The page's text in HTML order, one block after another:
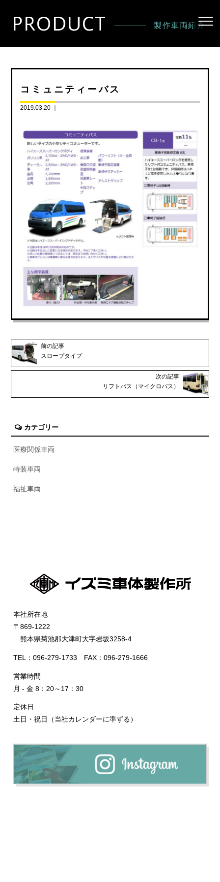
PRODUCT 製作車両紹介
コミュニティーバス
2019.03.20 ｜
前の記事
スロープタイプ
次の記事
リフトバス（マイクロバス）
カテゴリー
医療関係車両
特装車両
福祉車両
本社所在地
〒869-1222
熊本県菊池郡大津町大字岩坂3258-4
TEL：096-279-1733 FAX：096-279-1666
営業時間
月 - 金 8：20～17：30
定休日
土日・祝日（当社カレンダーに準ずる）